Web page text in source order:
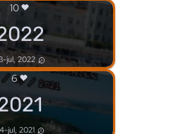
10
jul, 2022
6
jul, 2021